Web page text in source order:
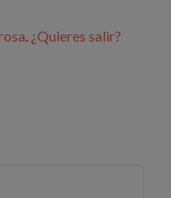
. ¿Quieres salir?